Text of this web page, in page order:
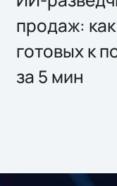
продаж:
готовых к
за 5 мин